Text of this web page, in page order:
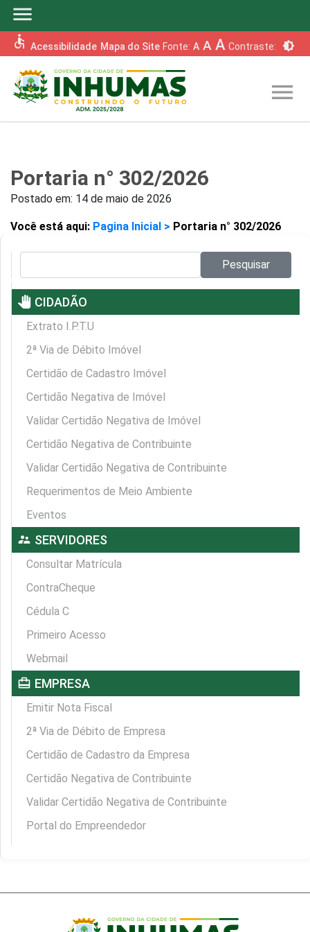
menu
accessible Acessibilidade Mapa do Site Fonte: A A A Contraste: brightness_6
menu
Portaria n° 302/2026
Postado em: 14 de maio de 2026
Você está aqui: Pagina Inicial > Portaria n° 302/2026
Pesquisar
pan_tool CIDADÃO
Extrato I.P.T.U
2ª Via de Débito Imóvel
Certidão de Cadastro Imóvel
Certidão Negativa de Imóvel
Validar Certidão Negativa de Imóvel
Certidão Negativa de Contribuinte
Validar Certidão Negativa de Contribuinte
Requerimentos de Meio Ambiente
Eventos
supervisor_account SERVIDORES
Consultar Matrícula
ContraCheque
Cédula C
Primeiro Acesso
Webmail
card_travel EMPRESA
Emitir Nota Fiscal
2ª Via de Débito de Empresa
Certidão de Cadastro da Empresa
Certidão Negativa de Contribuinte
Validar Certidão Negativa de Contribuinte
Portal do Empreendedor